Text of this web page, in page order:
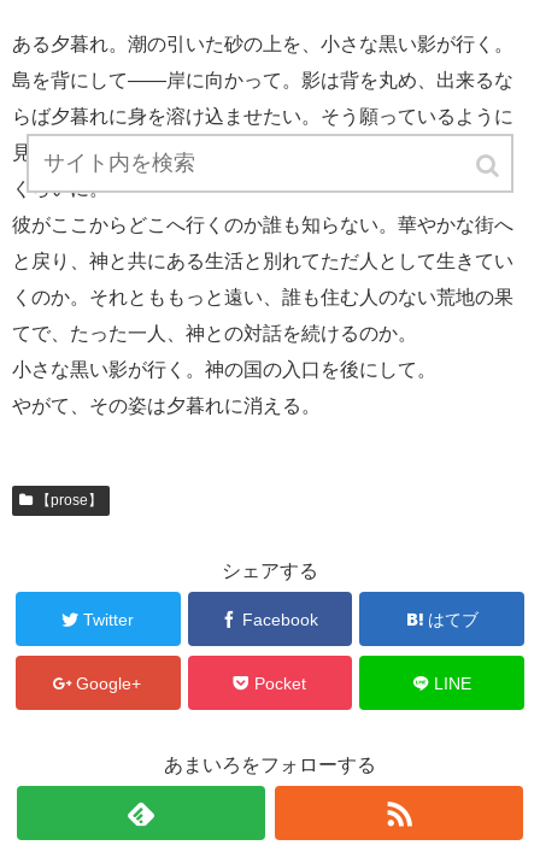
ある夕暮れ。潮の引いた砂の上を、小さな黒い影が行く。
島を背にして――岸に向かって。影は背を丸め、出来るな
らば夕暮れに身を溶け込ませたい。そう願っているように
見える。手に持ったわずかな荷物が重い。心の重さと同じ
くらいに。
彼がここからどこへ行くのか誰も知らない。華やかな街へ
と戻り、神と共にある生活と別れてただ人として生きてい
くのか。それとももっと遠い、誰も住む人のない荒地の果
てで、たった一人、神との対話を続けるのか。
小さな黒い影が行く。神の国の入口を後にして。
やがて、その姿は夕暮れに消える。
【prose】
シェアする
Twitter Facebook はてブ
Google+ Pocket LINE
あまいろをフォローする